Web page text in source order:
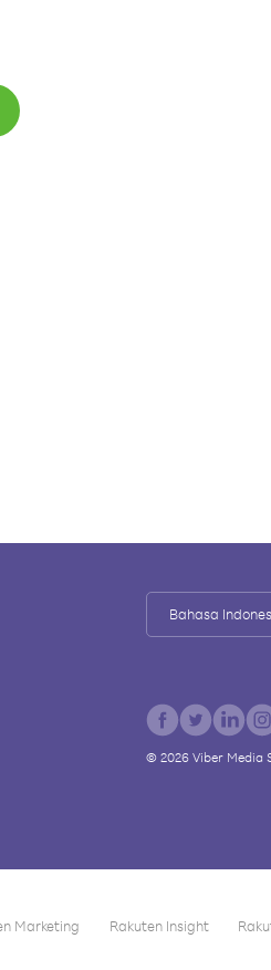
Bahasa
© 2026 Viber Media
Marketing Rakuten Insight